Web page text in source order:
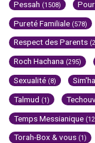
Pessah (1508)
Pureté Familiale (578)
Respect des Parents
Roch Hachana (295)
Sexualité (8)
Talmud (1)
Temps Messianique
Torah-Box & vous (1)